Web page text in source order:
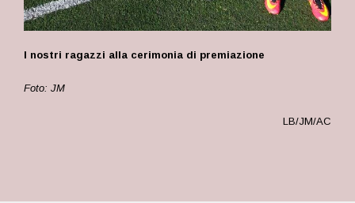
I nostri ragazzi alla cerimonia di premiazione
Foto: JM
LB/JM/AC